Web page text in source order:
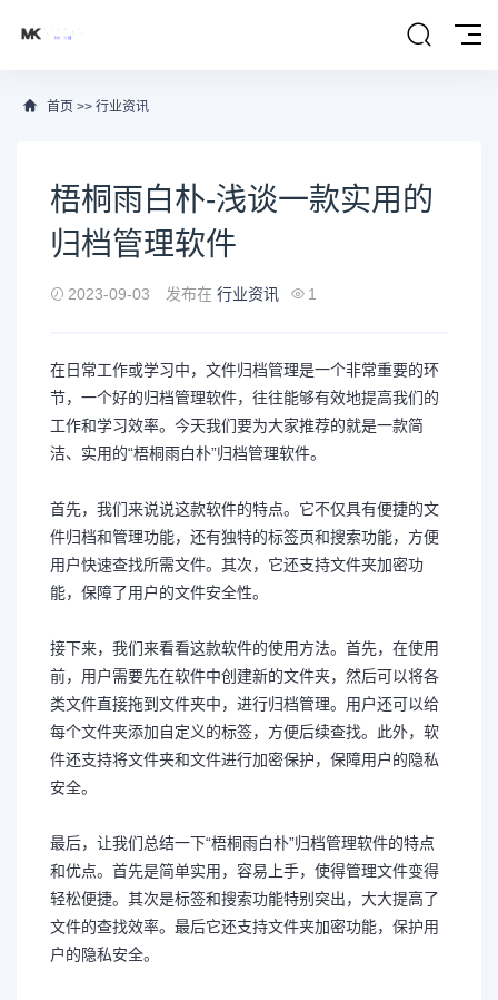
首页 >> 行业资讯
梧桐雨白朴-浅谈一款实用的
归档管理软件
2023-09-03 发布在 行业资讯 1
在日常工作或学习中，文件归档管理是一个非常重要的环
节，一个好的归档管理软件，往往能够有效地提高我们的
工作和学习效率。今天我们要为大家推荐的就是一款简
洁、实用的“梧桐雨白朴”归档管理软件。
首先，我们来说说这款软件的特点。它不仅具有便捷的文
件归档和管理功能，还有独特的标签页和搜索功能，方便
用户快速查找所需文件。其次，它还支持文件夹加密功
能，保障了用户的文件安全性。
接下来，我们来看看这款软件的使用方法。首先，在使用
前，用户需要先在软件中创建新的文件夹，然后可以将各
类文件直接拖到文件夹中，进行归档管理。用户还可以给
每个文件夹添加自定义的标签，方便后续查找。此外，软
件还支持将文件夹和文件进行加密保护，保障用户的隐私
安全。
最后，让我们总结一下“梧桐雨白朴”归档管理软件的特点
和优点。首先是简单实用，容易上手，使得管理文件变得
轻松便捷。其次是标签和搜索功能特别突出，大大提高了
文件的查找效率。最后它还支持文件夹加密功能，保护用
户的隐私安全。